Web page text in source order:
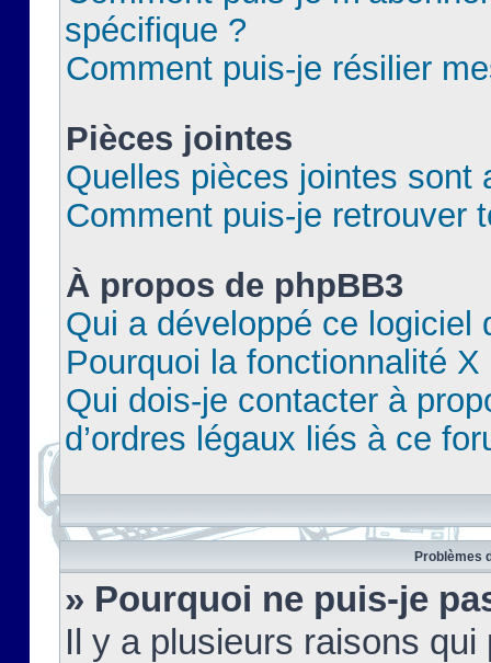
spécifique ?
Comment puis-je résilier
Pièces jointes
Quelles pièces jointes sont
Comment puis-je retrouver
À propos de phpBB3
Qui a développé ce logiciel
Pourquoi la fonctionnalité X
Qui dois-je contacter à
d’ordres légaux liés à ce
Problèmes
» Pourquoi ne puis-je
Il y a plusieurs raisons